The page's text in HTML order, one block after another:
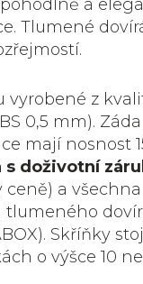
a
Tlumené
vyrobené z
0,5 mm).
mají nosnost
s doživotní
ceně) a
tlumeného
Skříňky
o výšce 10